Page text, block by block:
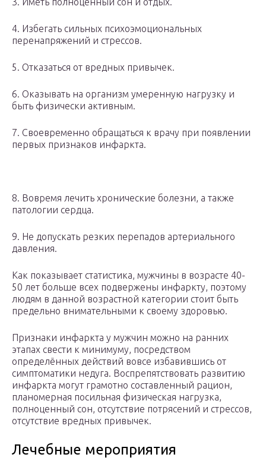
4. Избегать сильных психоэмоциональных
перенапряжений и стрессов.
5. Отказаться от вредных привычек.
6. Оказывать на организм умеренную нагрузку и
быть физически активным.
7. Своевременно обращаться к врачу при появлении
первых признаков инфаркта.
8. Вовремя лечить хронические болезни, а также
патологии сердца.
9. Не допускать резких перепадов артериального
давления.
Как показывает статистика, мужчины в возрасте 40-
50 лет больше всех подвержены инфаркту, поэтому
людям в данной возрастной категории стоит быть
предельно внимательными к своему здоровью.
Признаки инфаркта у мужчин можно на ранних
этапах свести к минимуму, посредством
определённых действий вовсе избавившись от
симптоматики недуга. Воспрепятствовать развитию
инфаркта могут грамотно составленный рацион,
планомерная посильная физическая нагрузка,
полноценный сон, отсутствие потрясений и стрессов,
отсутствие вредных привычек.
Лечебные мероприятия